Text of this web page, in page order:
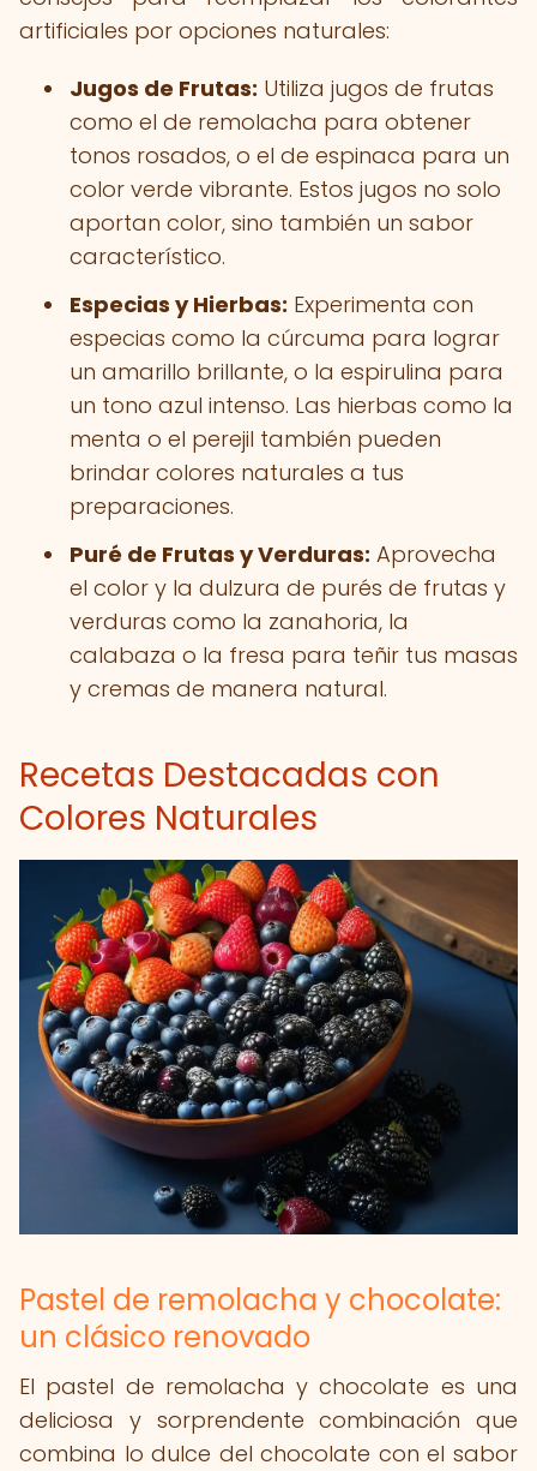
artificiales por opciones naturales:
Jugos de Frutas: Utiliza jugos de frutas
como el de remolacha para obtener
tonos rosados, o el de espinaca para un
color verde vibrante. Estos jugos no solo
aportan color, sino también un sabor
característico.
Especias y Hierbas: Experimenta con
especias como la cúrcuma para lograr
un amarillo brillante, o la espirulina para
un tono azul intenso. Las hierbas como la
menta o el perejil también pueden
brindar colores naturales a tus
preparaciones.
Puré de Frutas y Verduras: Aprovecha
el color y la dulzura de purés de frutas y
verduras como la zanahoria, la
calabaza o la fresa para teñir tus masas
y cremas de manera natural.
Recetas Destacadas con
Colores Naturales
Pastel de remolacha y chocolate:
un clásico renovado
El pastel de remolacha y chocolate es una
deliciosa y sorprendente combinación que
combina lo dulce del chocolate con el sabor